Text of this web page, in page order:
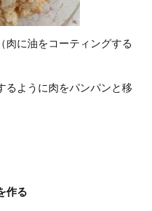
に油をコーティングする
ように肉をパンパンと移
作る